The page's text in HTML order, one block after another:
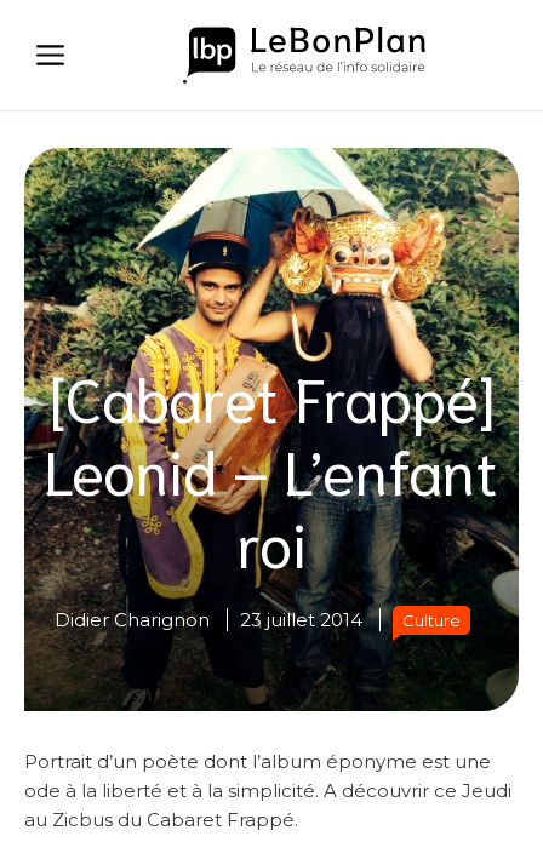
contenu
[Cabaret Frappé]
Leonid – L’enfant
roi
Didier Charignon 23 juillet 2014 Culture
Portrait d’un poète dont l’album éponyme est une
ode à la liberté et à la simplicité. A découvrir ce Jeudi
au Zicbus du Cabaret Frappé.